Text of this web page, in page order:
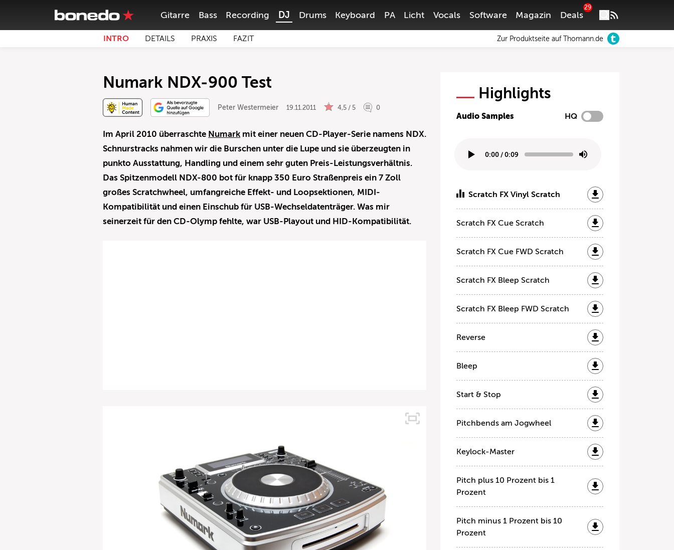
Gitarre Bass Recording DJ Drums Keyboard PA Licht Vocals Software Magazin Deals
29
INTRO DETAILS PRAXIS FAZIT Zur Produktseite auf Thomann.de
Numark NDX-900 Test
Peter Westermeier 19.11.2011 4,5 / 5 0
Im April 2010 überraschte Numark mit einer neuen CD-Player-Serie namens NDX.
Schnurstracks nahmen wir die Burschen unter die Lupe und sie überzeugten in
punkto Ausstattung, Handling und einem sehr guten Preis-Leistungsverhältnis.
Das Spitzenmodell NDX-800 bot für knapp 350 Euro Straßenpreis ein 7 Zoll
großes Scratchwheel, umfangreiche Effekt- und Loopsektionen, MIDI-
Kompatibilität und einen Einschub für USB-Wechseldatenträger. Was mir
seinerzeit für den CD-Olymp fehlte, war USB-Playout und HID-Kompatibilität.
Highlights
Audio Samples HQ
0:00 / 0:09
Scratch FX Vinyl Scratch
Scratch FX Cue Scratch
Scratch FX Cue FWD Scratch
Scratch FX Bleep Scratch
Scratch FX Bleep FWD Scratch
Reverse
Bleep
Start & Stop
Pitchbends am Jogwheel
Keylock-Master
Pitch plus 10 Prozent bis 1
Prozent
Pitch minus 1 Prozent bis 10
Prozent